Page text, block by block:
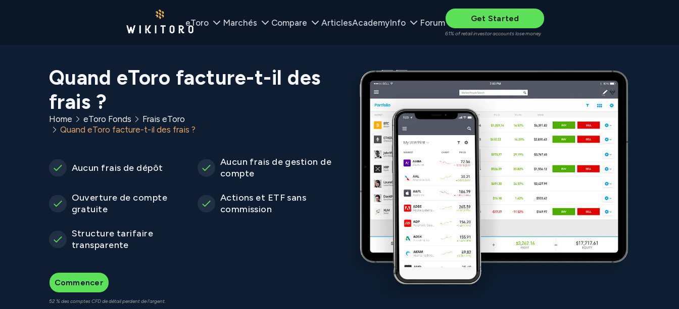
eToro Marchés Compare ArticlesAcademyInfo Forum Get Started
61% of retail investor accounts lose money
Quand eToro facture-t-il des
frais ?
Home eToro Fonds
Frais eToro
Quand eToro facture-t-il des frais ?
Aucun frais de dépôt
Aucun frais de gestion de
compte
Ouverture de compte
gratuite
Actions et ETF sans
commission
Structure tarifaire
transparente
Commencer
52 % des comptes CFD de détail perdent de l'argent.